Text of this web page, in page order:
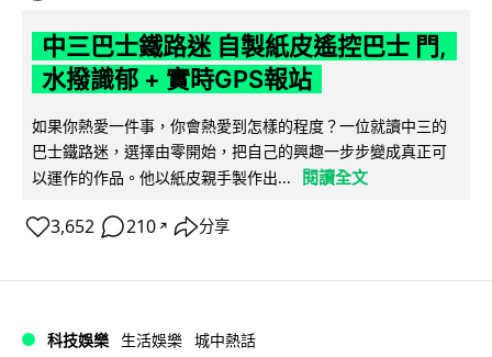
中三巴士鐵路迷 自製紙皮遙控巴士 門,
水撥識郁 + 實時GPS報站
如果你熱愛一件事，你會熱愛到怎樣的程度？一位就讀中三的
巴士鐵路迷，選擇由零開始，把自己的興趣一步步變成真正可
以運作的作品。他以紙皮親手製作出...
閱讀全文
3,652 210 ↗ 分享
科技娛樂 生活娛樂 城中熱話